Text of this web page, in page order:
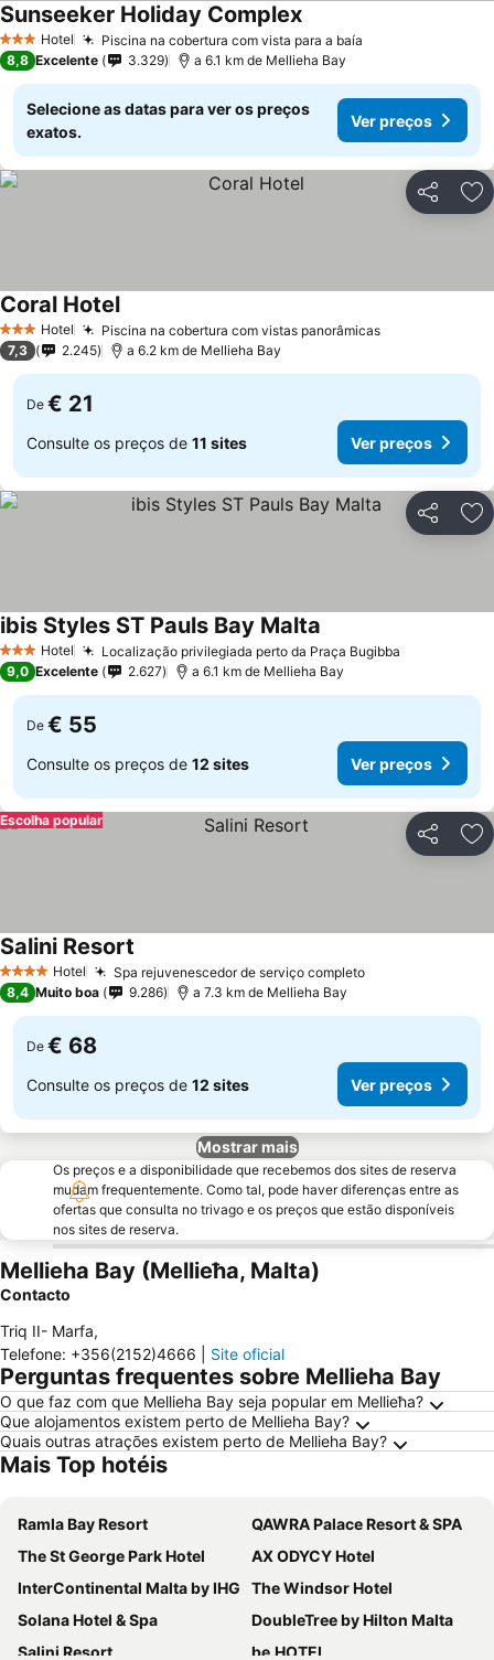
3 EstrelasHotel Piscina na cobertura com vista para a baía
Sunseeker Holiday Complex
8,8 Excelente 3.329 a 6.1 km de Mellieha Bay
Selecione as datas para ver os preços
exatos.
Ver preços
Partilhar
3 EstrelasHotel Piscina na cobertura com vistas panorâmicas
Coral Hotel
7,3 2.245 a 6.2 km de Mellieha Bay
De € 21
Consulte os preços de 11 sites Ver preços
Partilhar
3 EstrelasHotel Localização privilegiada perto da Praça Bugibba
ibis Styles ST Pauls Bay Malta
9,0 Excelente 2.627 a 6.1 km de Mellieha Bay
De € 55
Consulte os preços de 12 sites Ver preços
Partilhar
Escolha popular
4 EstrelasHotel Spa rejuvenescedor de serviço completo
Salini Resort
8,4 Muito boa 9.286 a 7.3 km de Mellieha Bay
De € 68
Consulte os preços de 12 sites Ver preços
Mostrar mais
Os preços e a disponibilidade que recebemos dos sites de reserva
mudam frequentemente. Como tal, pode haver diferenças entre as
ofertas que consulta no trivago e os preços que estão disponíveis
nos sites de reserva.
Mellieha Bay (Mellieħa, Malta)
Contacto
Triq II- Marfa,
Telefone: +356(2152)4666 Site oficial
Perguntas frequentes sobre Mellieha Bay
O que faz com que Mellieha Bay seja popular em Mellieħa?
Que alojamentos existem perto de Mellieha Bay?
Quais outras atrações existem perto de Mellieha Bay?
Mais Top hotéis
Ramla Bay Resort
QAWRA Palace Resort & SPA
The St George Park Hotel
AX ODYCY Hotel
InterContinental Malta by IHG
The Windsor Hotel
Solana Hotel & Spa
DoubleTree by Hilton Malta
Salini Resort
be.HOTEL